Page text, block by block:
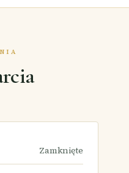
Zamknięte